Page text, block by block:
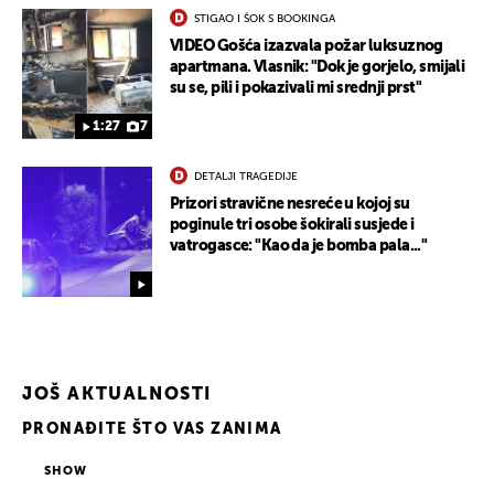
1:27 7
STIGAO I ŠOK S BOOKINGA
VIDEO Gošća izazvala požar luksuznog
apartmana. Vlasnik: "Dok je gorjelo, smijali
su se, pili i pokazivali mi srednji prst"
DETALJI TRAGEDIJE
Prizori stravične nesreće u kojoj su
poginule tri osobe šokirali susjede i
vatrogasce: "Kao da je bomba pala..."
JOŠ AKTUALNOSTI
PRONAĐITE ŠTO VAS ZANIMA
SHOW